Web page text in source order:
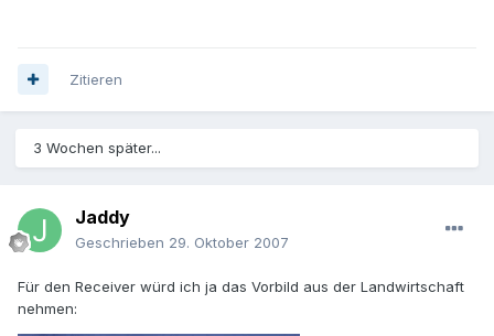
Zitieren
3 Wochen später...
Jaddy
Geschrieben 29. Oktober 2007
Für den Receiver würd ich ja das Vorbild aus der Landwirtschaft
nehmen: